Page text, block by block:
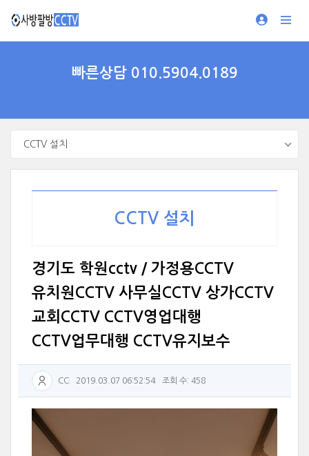
빠른상담 010.5904.0189
CCTV 설치
CCTV 설치
경기도 학원cctv / 가정용CCTV
유치원CCTV 사무실CCTV 상가CCTV
교회CCTV CCTV영업대행
CCTV업무대행 CCTV유지보수
CC 2019.03.07 06:52:54 조회 수: 458